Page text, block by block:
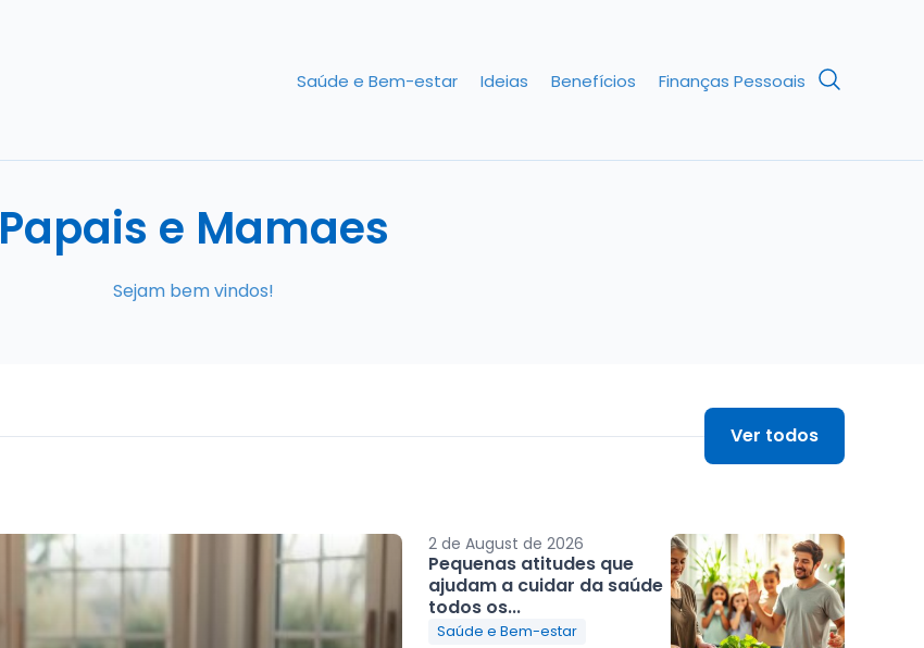
Saúde e Bem-estar Ideias Benefícios Finanças Pessoais
Papais e Mamaes
Sejam bem vindos!
Ver todos
2 de August de 2026
Pequenas atitudes que
ajudam a cuidar da saúde
todos os...
Saúde e Bem-estar